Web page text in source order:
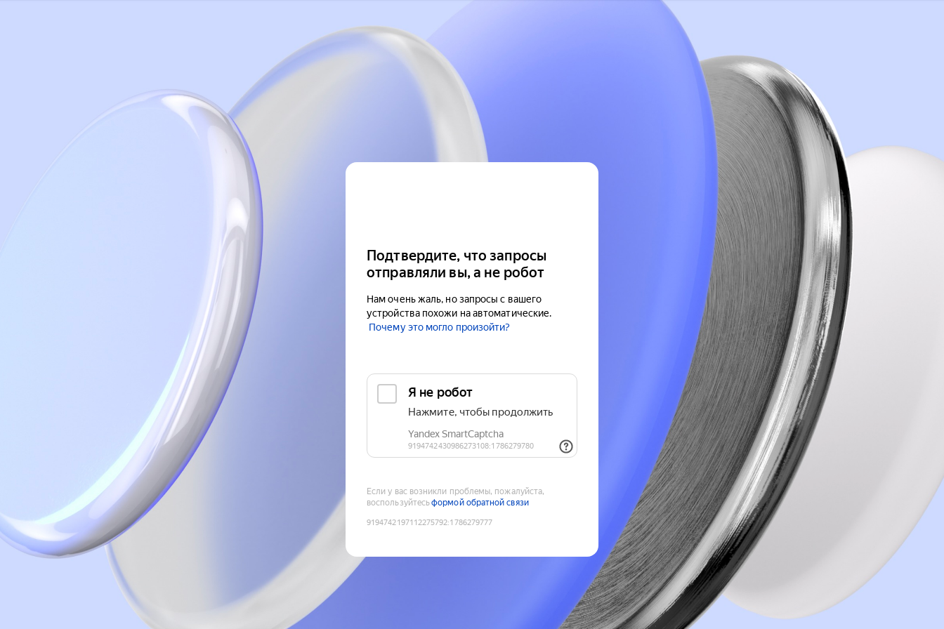
Подтвердите, что запросы
отправляли вы, а не робот
Нам очень жаль, но запросы с вашего
устройства похожи на автоматические.
Почему это могло произойти?
Если у вас возникли проблемы, пожалуйста,
воспользуйтесьформой обратной связи
9194742197112275792:1786279777